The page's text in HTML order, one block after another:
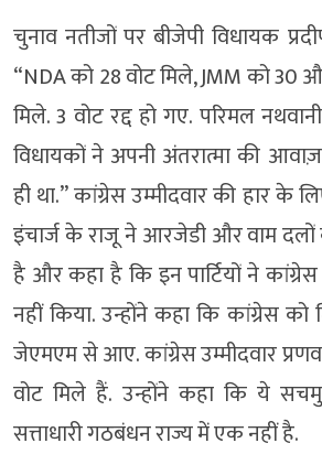
चुनाव नतीजों पर बीजेपी विधायक
“NDA को 28 वोट मिले, JMM को 30
मिले. 3 वोट रद्द हो गए. परिमल
विधायकों ने अपनी अंतरात्मा की
ही था.” कांग्रेस उम्मीदवार की हार के
इंचार्ज के राजू ने आरजेडी और वाम दलों
है और कहा है कि इन पार्टियों ने कांग्रेस
नहीं किया. उन्होंने कहा कि कांग्रेस को
जेएमएम से आए. कांग्रेस उम्मीदवार
वोट मिले हैं. उन्होंने कहा कि ये
सत्ताधारी गठबंधन राज्य में एक नहीं है.